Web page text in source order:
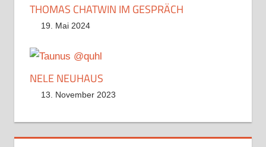
THOMAS CHATWIN IM GESPRÄCH
19. Mai 2024
NELE NEUHAUS
13. November 2023